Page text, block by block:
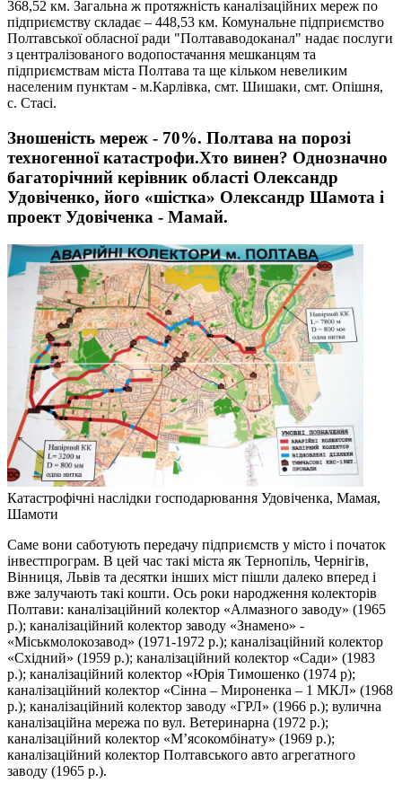
368,52 км. Загальна ж протяжність каналізаційних мереж по
підприємству складає – 448,53 км. Комунальне підприємство
Полтавської обласної ради "Полтававодоканал" надає послуги
з централізованого водопостачання мешканцям та
підприємствам міста Полтава та ще кільком невеликим
населеним пунктам - м.Карлівка, смт. Шишаки, смт. Опішня,
с. Стасі.
Зношеність мереж - 70%. Полтава на порозі
техногенної катастрофи.Хто винен? Однозначно
багаторічний керівник області Олександр
Удовіченко, його «шістка» Олександр Шамота і
проект Удовіченка - Мамай.
Катастрофічні наслідки господарювання Удовіченка, Мамая,
Шамоти
Саме вони саботують передачу підприємств у місто і початок
інвестпрограм. В цей час такі міста як Тернопіль, Чернігів,
Вінниця, Львів та десятки інших міст пішли далеко вперед і
вже залучають такі кошти. Ось роки народження колекторів
Полтави: каналізаційний колектор «Алмазного заводу» (1965
р.); каналізаційний колектор заводу «Знамено» -
«Міськмолокозавод» (1971-1972 р.); каналізаційний колектор
«Східний» (1959 р.); каналізаційний колектор «Сади» (1983
р.); каналізаційний колектор «Юрія Тимошенко (1974 р);
каналізаційний колектор «Сінна – Мироненка – 1 МКЛ» (1968
р.); каналізаційний колектор заводу «ГРЛ» (1966 р.); вулична
каналізаційна мережа по вул. Ветеринарна (1972 р.);
каналізаційний колектор «М’ясокомбінату» (1969 р.);
каналізаційний колектор Полтавського авто агрегатного
заводу (1965 р.).